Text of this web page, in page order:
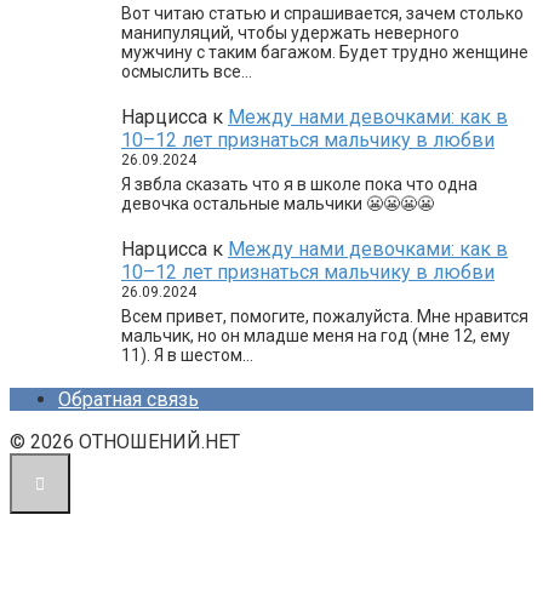
Вот читаю статью и спрашивается, зачем столько
манипуляций, чтобы удержать неверного
мужчину с таким багажом. Будет трудно женщине
осмыслить все…
Нарцисса к Между нами девочками: как в
10–12 лет признаться мальчику в любви
26.09.2024
Я звбла сказать что я в школе пока что одна
девочка остальные мальчики 😬😬😬😬
Нарцисса к Между нами девочками: как в
10–12 лет признаться мальчику в любви
26.09.2024
Всем привет, помогите, пожалуйста. Мне нравится
мальчик, но он младше меня на год (мне 12, ему
11). Я в шестом…
Обратная связь
© 2026 ОТНОШЕНИЙ.НЕТ